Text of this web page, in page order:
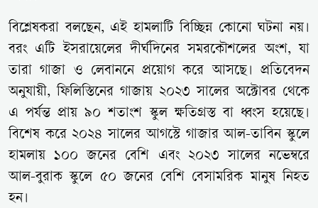
বিশ্লেষকরা বলছেন, এই হামলাটি বিচ্ছিন্ন কোনো ঘটনা নয়।
বরং এটি ইসরায়েলের দীর্ঘদিনের সমরকৌশলের অংশ, যা
তারা গাজা ও লেবাননে প্রয়োগ করে আসছে। প্রতিবেদন
অনুযায়ী, ফিলিস্তিনের গাজায় ২০২৩ সালের অক্টোবর থেকে
এ পর্যন্ত প্রায় ৯০ শতাংশ স্কুল ক্ষতিগ্রস্ত বা ধ্বংস হয়েছে।
বিশেষ করে ২০২৪ সালের আগস্টে গাজার আল-তাবিন স্কুলে
হামলায় ১০০ জনের বেশি এবং ২০২৩ সালের নভেম্বরে
আল-বুরাক স্কুলে ৫০ জনের বেশি বেসামরিক মানুষ নিহত
হন।